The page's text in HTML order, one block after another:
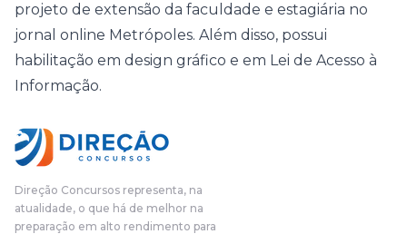
projeto de extensão da faculdade e estagiária no
jornal online Metrópoles. Além disso, possui
habilitação em design gráfico e em Lei de Acesso à
Informação.
Direção Concursos representa, na
atualidade, o que há de melhor na
preparação em alto rendimento para